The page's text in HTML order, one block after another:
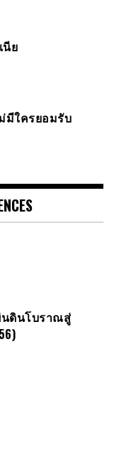
นีย
มีใครยอมรับ
นดินโบราณสู่